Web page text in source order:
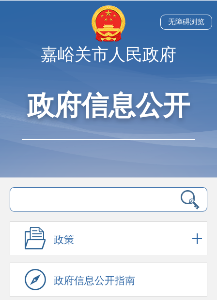
嘉峪关市人民政府
政府信息公开
无障碍浏览
政策
政府信息公开指南